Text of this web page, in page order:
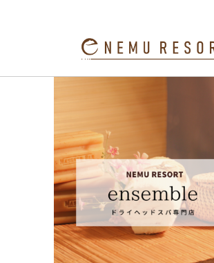
春は浮腫に注意です